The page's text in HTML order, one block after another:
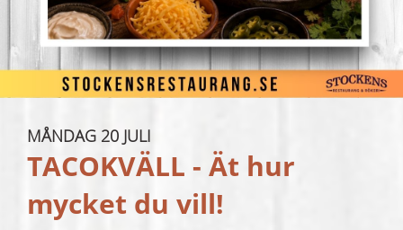
MÅNDAG 20 JULI
TACOKVÄLL - Ät hur
mycket du vill!